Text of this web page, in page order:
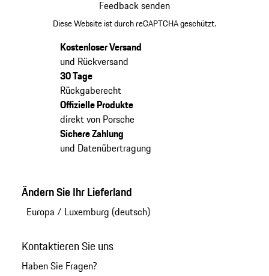
Feedback senden
Diese Website ist durch reCAPTCHA geschützt.
Kostenloser Versand
und Rückversand
30 Tage
Rückgaberecht
Offizielle Produkte
direkt von Porsche
Sichere Zahlung
und Datenübertragung
Ändern Sie Ihr Lieferland
Europa / Luxemburg (deutsch)
Kontaktieren Sie uns
Haben Sie Fragen?